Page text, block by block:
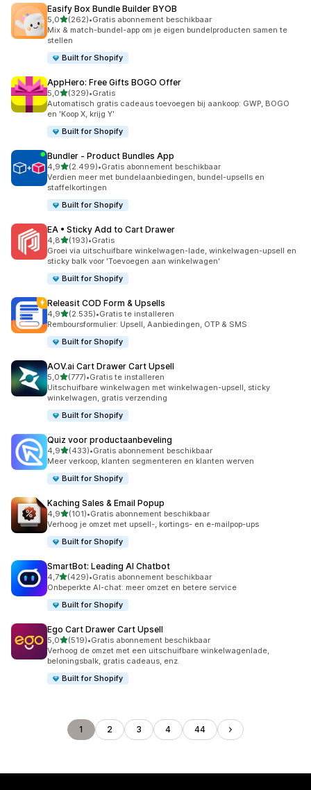
Easify Box Bundle Builder BYOB
5,0van 5 sterren
(262)
262 recensies in totaal
•Gratis abonnement beschikbaar
Mix & match-bundel-app om je eigen bundelproducten samen te
stellen
Built for Shopify
AppHero: Free Gifts BOGO Offer
5,0van 5 sterren
(329)
329 recensies in totaal
•Gratis
Automatisch gratis cadeaus toevoegen bij aankoop: GWP, BOGO
en 'Koop X, krijg Y'
Built for Shopify
Bundler ‑ Product Bundles App
4,9van 5 sterren
(2.499)
2499 recensies in totaal
•Gratis abonnement beschikbaar
Verdien meer met bundelaanbiedingen, bundel-upsells en
staffelkortingen
Built for Shopify
EA • Sticky Add to Cart Drawer
4,8van 5 sterren
(193)
193 recensies in totaal
•Gratis
Groei via uitschuifbare winkelwagen-lade, winkelwagen-upsell en
sticky balk voor 'Toevoegen aan winkelwagen'
Built for Shopify
Releasit COD Form & Upsells
4,9van 5 sterren
(2.535)
2535 recensies in totaal
•Gratis te installeren
Remboursformulier: Upsell, Aanbiedingen, OTP & SMS
Built for Shopify
AOV.ai Cart Drawer Cart Upsell
5,0van 5 sterren
(777)
777 recensies in totaal
•Gratis te installeren
Uitschuifbare winkelwagen met winkelwagen-upsell, sticky
winkelwagen, gratis verzending
Built for Shopify
Quiz voor productaanbeveling
4,9van 5 sterren
(433)
433 recensies in totaal
•Gratis abonnement beschikbaar
Meer verkoop, klanten segmenteren en klanten werven
Built for Shopify
Kaching Sales & Email Popup
4,9van 5 sterren
(101)
101 recensies in totaal
•Gratis abonnement beschikbaar
Verhoog je omzet met upsell-, kortings- en e-mailpop-ups
Built for Shopify
SmartBot: Leading AI Chatbot
4,7van 5 sterren
(429)
429 recensies in totaal
•Gratis abonnement beschikbaar
Onbeperkte AI-chat: meer omzet en betere service
Built for Shopify
Ego Cart Drawer Cart Upsell
5,0van 5 sterren
(519)
519 recensies in totaal
•Gratis abonnement beschikbaar
Verhoog de omzet met een uitschuifbare winkelwagenlade,
beloningsbalk, gratis cadeaus, enz.
Built for Shopify
1 2 3 4 44